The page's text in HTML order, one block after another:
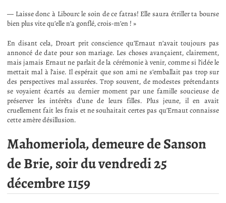
— Laisse donc à Libourc le soin de ce fatras! Elle saura étriller ta bourse
bien plus vite qu’elle n’a gonflé, crois-m’en ! »
En disant cela, Droart prit conscience qu’Ernaut n’avait toujours pas
annoncé de date pour son mariage. Les choses avançaient, clairement,
mais jamais Ernaut ne parlait de la cérémonie à venir, comme si l’idée le
mettait mal à l’aise. Il espérait que son ami ne s’emballait pas trop sur
des perspectives mal assurées. Trop souvent, de modestes prétendants
se voyaient écartés au dernier moment par une famille soucieuse de
préserver les intérêts d’une de leurs filles. Plus jeune, il en avait
cruellement fait les frais et ne souhaitait certes pas qu’Ernaut connaisse
cette amère désillusion.
Mahomeriola, demeure de Sanson
de Brie, soir du vendredi 25
décembre 1159